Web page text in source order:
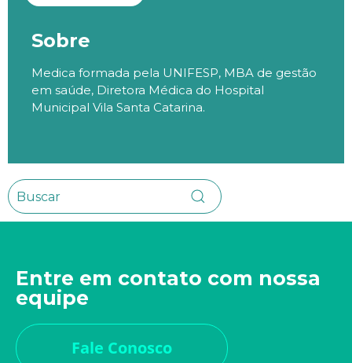
Sobre
Medica formada pela UNIFESP, MBA de gestão
em saúde, Diretora Médica do Hospital
Municipal Vila Santa Catarina.
Entre em contato com nossa
equipe
Fale Conosco